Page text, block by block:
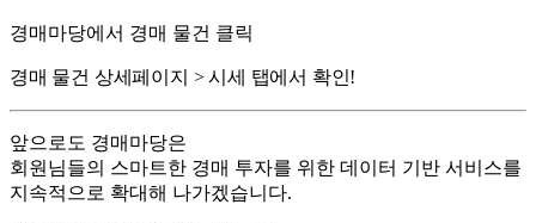
경매마당에서 경매 물건 클릭
경매 물건 상세페이지 > 시세 탭에서 확인!
앞으로도 경매마당은
회원님들의 스마트한 경매 투자를 위한 데이터 기반 서비스를
지속적으로 확대해 나가겠습니다.